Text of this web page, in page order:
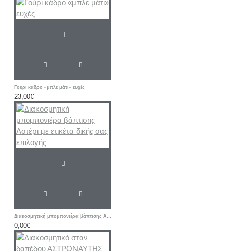
Γούρι κάδρο «μπλε μάτι» ευχές
23,00€
Διακοσμητική μπομπονιέρα βάπτισης Αστέρι με ετικέτα δικής σας επιλογής
0,00€